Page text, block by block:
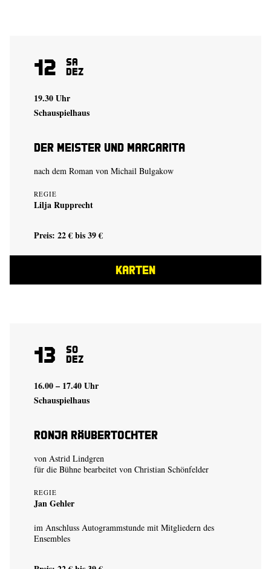
12 Sa
Dez
19.30 Uhr
Schauspielhaus
Der Meister und Margarita
nach dem Roman von Michail Bulgakow
REGIE
Lilja Rupprecht
Preis: 22 € bis 39 €
KARTEN
13 So
Dez
16.00 – 17.40 Uhr
Schauspielhaus
Ronja Räubertochter
von Astrid Lindgren
für die Bühne bearbeitet von Christian Schönfelder
REGIE
Jan Gehler
im Anschluss Autogrammstunde mit Mitgliedern des
Ensembles